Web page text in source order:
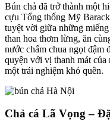
Bún chả đã trở thành một
cựu Tổng thống Mỹ
tuyệt vời giữa những
than hoa thơm lừng, ăn
nước chấm chua ngọt
quyện với vị thanh mát của
một trải nghiệm khó quên.
Chả cá Lã Vọng –